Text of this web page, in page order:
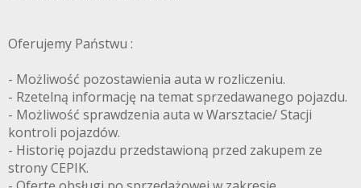
Oferujemy Państwu :
- Możliwość pozostawienia auta w rozliczeniu.
- Rzetelną informację na temat sprzedawanego pojazdu.
- Możliwość sprawdzenia auta w Warsztacie/ Stacji
kontroli pojazdów.
- Historię pojazdu przedstawioną przed zakupem ze
strony CEPIK.